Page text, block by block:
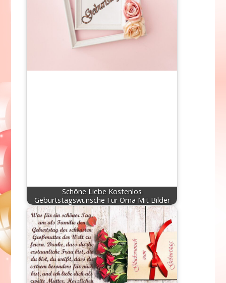
Schöne Liebe Kostenlos
Geburtstagswünsche Für Oma Mit Bilder